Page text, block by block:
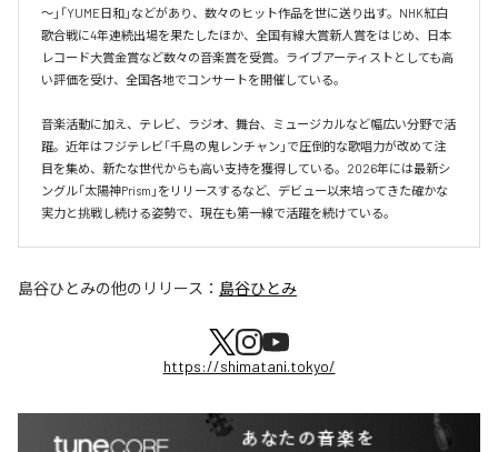
～」「YUME日和」などがあり、数々のヒット作品を世に送り出す。NHK紅白
歌合戦に4年連続出場を果たしたほか、全国有線大賞新人賞をはじめ、日本
レコード大賞金賞など数々の音楽賞を受賞。ライブアーティストとしても高
い評価を受け、全国各地でコンサートを開催している。
音楽活動に加え、テレビ、ラジオ、舞台、ミュージカルなど幅広い分野で活
躍。近年はフジテレビ「千鳥の鬼レンチャン」で圧倒的な歌唱力が改めて注
目を集め、新たな世代からも高い支持を獲得している。2026年には最新シ
ングル「太陽神Prism」をリリースするなど、デビュー以来培ってきた確かな
実力と挑戦し続ける姿勢で、現在も第一線で活躍を続けている。
島谷ひとみの他のリリース： 島谷ひとみ
https://shimatani.tokyo/